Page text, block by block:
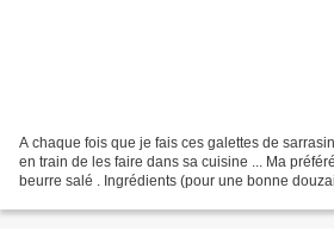
A chaque fois que je fais ces galettes de
en train de les faire dans sa cuisine ... Ma
beurre salé . Ingrédients (pour une bonne